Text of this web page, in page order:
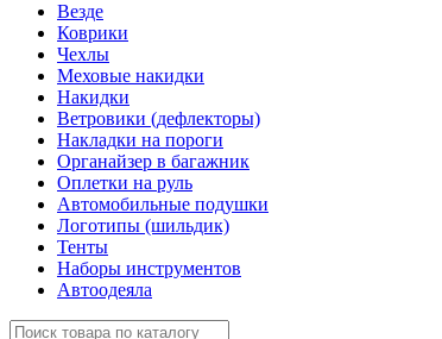
Везде
Коврики
Чехлы
Меховые накидки
Накидки
Ветровики (дефлекторы)
Накладки на пороги
Органайзер в багажник
Оплетки на руль
Автомобильные подушки
Логотипы (шильдик)
Тенты
Наборы инструментов
Автоодеяла